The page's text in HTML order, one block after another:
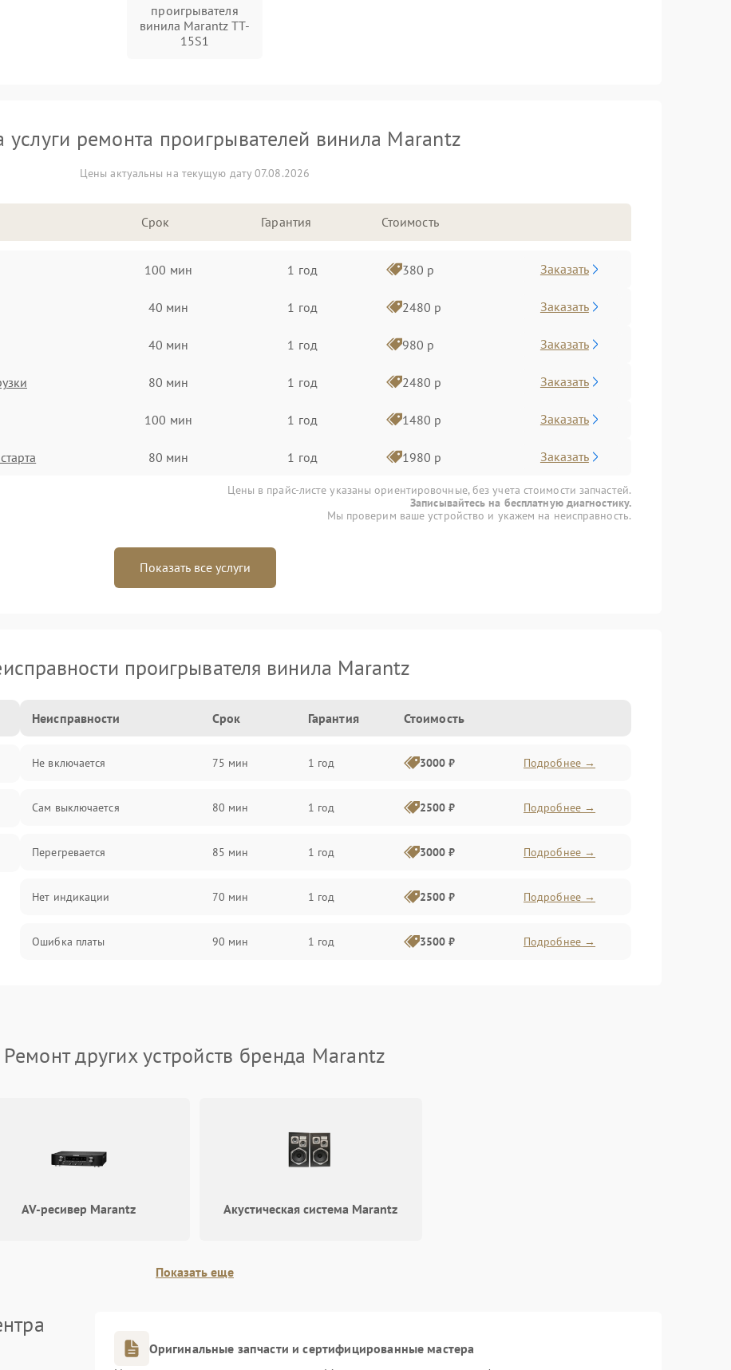
проигрывателя
винила Marantz TT-
15S1
ремонта проигрывателей винила Marantz
Цены актуальны на текущую дату 07.08.2026
Срок Гарантия Стоимость
100 мин 1 год 380 р Заказать
40 мин 1 год 2480 р Заказать
40 мин 1 год 980 р Заказать
80 мин 1 год 2480 р Заказать
100 мин 1 год 1480 р Заказать
80 мин 1 год 1980 р Заказать
Цены в прайс-листе указаны ориентировочные, без учета стоимости запчастей.
Записывайтесь на бесплатную диагностику.
Мы проверим ваше устройство и укажем на неисправность.
Показать все услуги
проигрывателя винила Marantz
Неисправности Срок Гарантия Стоимость
Не включается 75 мин 1 год 3000 ₽ Подробнее →
Сам выключается 80 мин 1 год 2500 ₽ Подробнее →
Перегревается 85 мин 1 год 3000 ₽ Подробнее →
Нет индикации 70 мин 1 год 2500 ₽ Подробнее →
Ошибка платы 90 мин 1 год 3500 ₽ Подробнее →
Ремонт других устройств бренда Marantz
AV-ресивер Marantz Акустическая система Marantz
Показать еще
Оригинальные запчасти и сертифицированные мастера